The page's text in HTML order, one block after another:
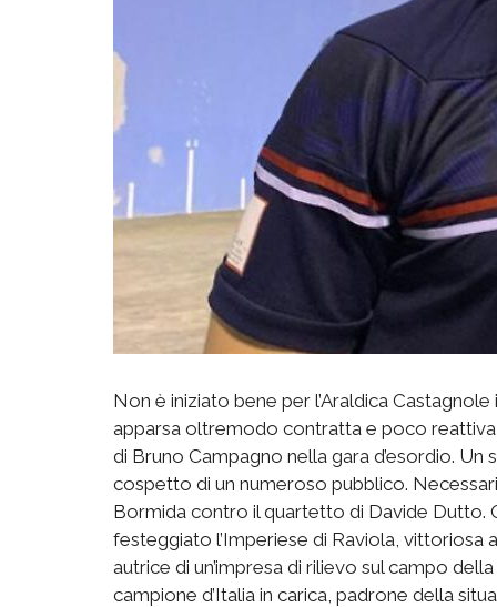
Non è iniziato bene per l’Araldica
apparsa oltremodo contratta e poco reattiva,
di Bruno Campagno nella gara d’esordio.
cospetto di un numeroso pubblico.
Bormida contro il quartetto di Davide Dutto.
festeggiato l’Imperiese di Raviola, vittoriosa
autrice di un’impresa di rilievo sul campo
campione d’Italia in carica, padrone della